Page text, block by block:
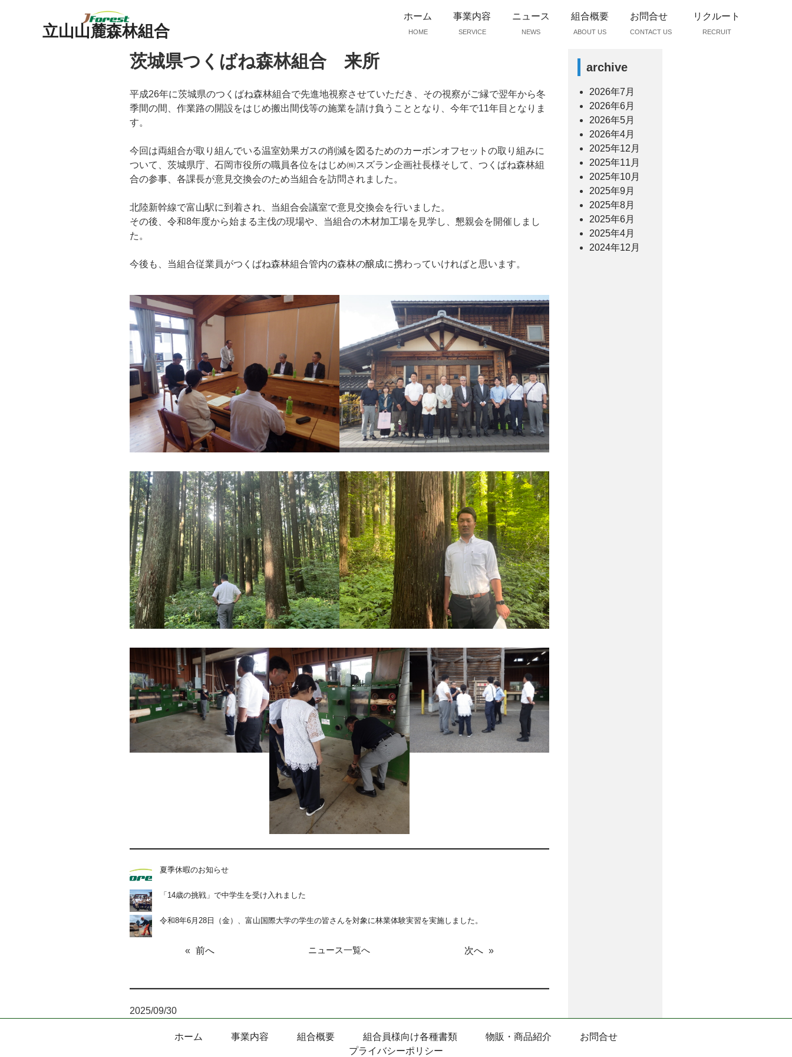
立山山麓森林組合
ホーム
HOME
事業内容
SERVICE
ニュース
NEWS
組合概要
ABOUT US
お問合せ
CONTACT US
リクルート
RECRUIT
茨城県つくばね森林組合 来所
平成26年に茨城県のつくばね森林組合で先進地視察させていただき、その視察がご縁で翌年から冬
季間の間、作業路の開設をはじめ搬出間伐等の施業を請け負うこととなり、今年で11年目となりま
す。
今回は両組合が取り組んでいる温室効果ガスの削減を図るためのカーボンオフセットの取り組みに
ついて、茨城県庁、石岡市役所の職員各位をはじめ㈱スズラン企画社長様そして、つくばね森林組
合の参事、各課長が意見交換会のため当組合を訪問されました。
北陸新幹線で富山駅に到着され、当組合会議室で意見交換会を行いました。
その後、令和8年度から始まる主伐の現場や、当組合の木材加工場を見学し、懇親会を開催しまし
た。
今後も、当組合従業員がつくばね森林組合管内の森林の醸成に携わっていければと思います。
夏季休暇のお知らせ
「14歳の挑戦」で中学生を受け入れました
令和8年6月28日（金）、富山国際大学の学生の皆さんを対象に林業体験実習を実施しました。
« 前へ ニュース一覧へ 次へ »
2025/09/30
archive
2026年7月
2026年6月
2026年5月
2026年4月
2025年12月
2025年11月
2025年10月
2025年9月
2025年8月
2025年6月
2025年4月
2024年12月
ホーム 事業内容 組合概要 組合員様向け各種書類 物販・商品紹介
お問合せ
プライバシーポリシー